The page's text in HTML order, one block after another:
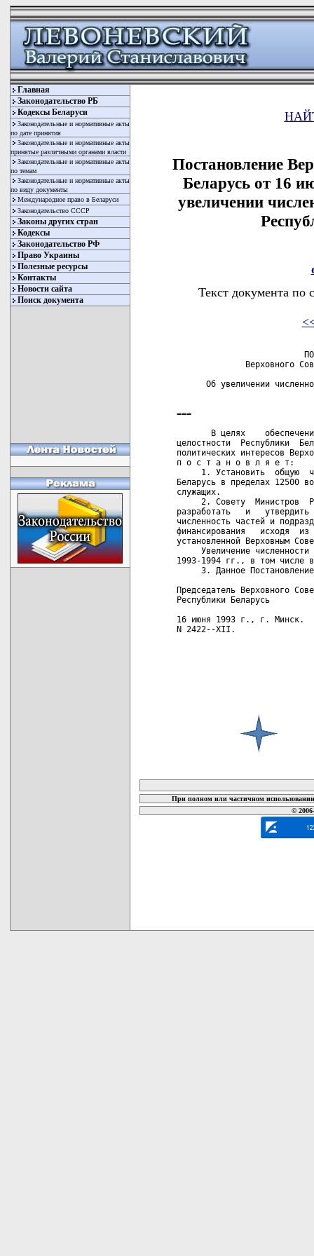
Главная
Законодательство РБ
Кодексы Беларуси
Законодательные и нормативные акты
по дате принятия
Законодательные и нормативные акты
принятые различными органами власти
Законодательные и нормативные акты
по темам
Законодательные и нормативные акты
по виду документы
Международное право в Беларуси
Законодательство СССР
Законы других стран
Кодексы
Законодательство РФ
Право Украины
Полезные ресурсы
Контакты
Новости сайта
Поиск документа
Постановление
Беларусь от 16
увеличении
Текст документа по
Верховного
Об увеличении
===
В целях
целостности  Республики
политических интересов
п о с т а н о в л я е т:
1. Установить  общую
Беларусь в пределах 12500
служащих.
2. Совету  Министров
разработать   и   утвердить
численность частей и
финансирования   исходя
установленной Верховным
Увеличение численности
1993-1994 гг., в том числе
3. Данное
Председатель Верховного
Республики Беларусь
16 июня 1993 г., г. Минск.
N 2422--XII.
При полном или частичном
©